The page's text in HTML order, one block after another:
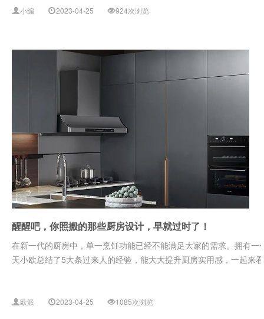
小编 2023-04-25 924次浏览
醒醒吧，你照搬的那些厨房设计，早就过时了！
在新一代的厨房中，单一烹饪功能已经不能满足大家的需求。拥有
天小欧总结了5大条过来人的经验，能大大提升厨房实用感，一起来
欧派 2023-04-25 1085次浏览